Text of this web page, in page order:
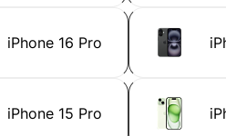
iPhone 16 Pro
iPhone 15 Pro